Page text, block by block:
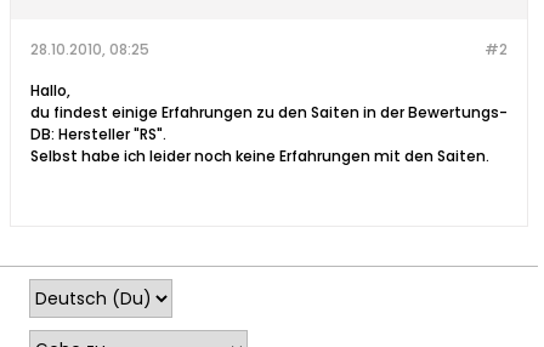
#2
28.10.2010, 08:25
Hallo,
du findest einige Erfahrungen zu den Saiten in der Bewertungs-
DB: Hersteller "RS".
Selbst habe ich leider noch keine Erfahrungen mit den Saiten.